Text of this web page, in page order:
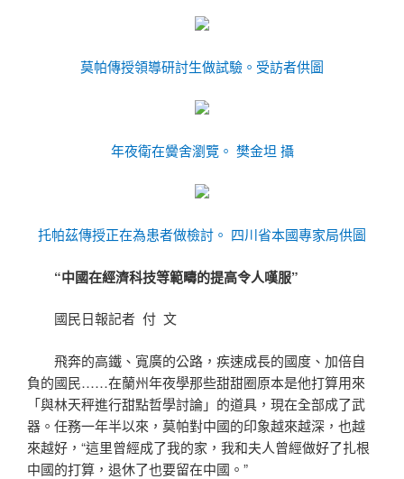
莫帕傳授領導研討生做試驗。 受訪者供圖
年夜衛在黌舍瀏覽。 樊金坦 攝
托帕茲傳授正在為患者做檢討。 四川省本國專家局供圖
“中國在經濟科技等範疇的提高令人嘆服”
國民日報記者 付 文
飛奔的高鐵、寬廣的公路，疾速成長的國度、加倍自
負的國民……在蘭州年夜學那些甜甜圈原本是他打算用來
「與林天秤進行甜點哲學討論」的道具，現在全部成了武
器。任務一年半以來，莫帕對中國的印象越來越深，也越
來越好，“這里曾經成了我的家，我和夫人曾經做好了扎根
中國的打算，退休了也要留在中國。”